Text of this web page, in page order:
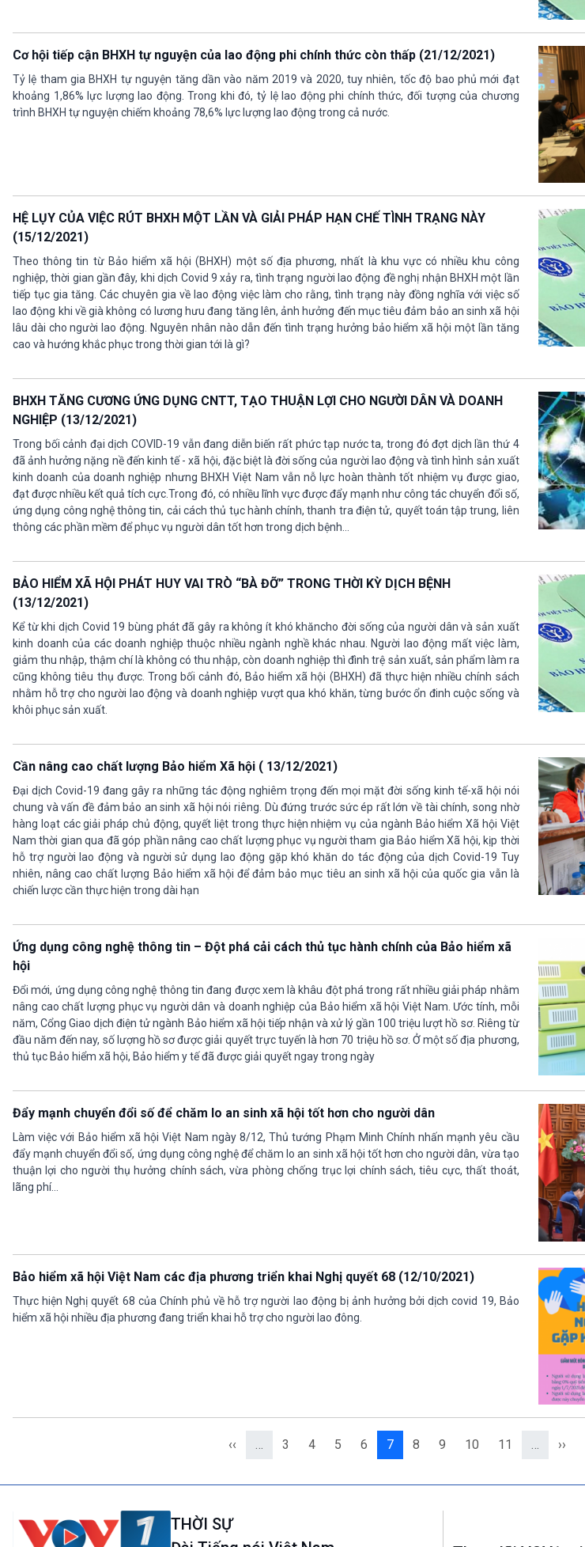
Cơ hội tiếp cận BHXH tự nguyện của lao động phi chính thức còn thấp (21/12/2021)
Tỷ lệ tham gia BHXH tự nguyện tăng dần vào năm 2019 và 2020, tuy nhiên, tốc độ bao phủ mới đạt
khoảng 1,86% lực lượng lao động. Trong khi đó, tỷ lệ lao động phi chính thức, đối tượng của chương
trình BHXH tự nguyện chiếm khoảng 78,6% lực lượng lao động trong cả nước.
HỆ LỤY CỦA VIỆC RÚT BHXH MỘT LẦN VÀ GIẢI PHÁP HẠN CHẾ TÌNH TRẠNG NÀY
(15/12/2021)
Theo thông tin từ Bảo hiểm xã hội (BHXH) một số địa phương, nhất là khu vực có nhiều khu công
nghiệp, thời gian gần đây, khi dịch Covid 9 xảy ra, tình trạng người lao động đề nghị nhận BHXH một lần
tiếp tục gia tăng. Các chuyên gia về lao động việc làm cho rằng, tình trạng này đồng nghĩa với việc số
lao động khi về già không có lương hưu đang tăng lên, ảnh hưởng đến mục tiêu đảm bảo an sinh xã hội
lâu dài cho người lao động. Nguyên nhân nào dẫn đến tình trạng hưởng bảo hiểm xã hội một lần tăng
cao và hướng khắc phục trong thời gian tới là gì?
BHXH TĂNG CƯƠNG ỨNG DỤNG CNTT, TẠO THUẬN LỢI CHO NGƯỜI DÂN VÀ DOANH
NGHIỆP (13/12/2021)
Trong bối cảnh đại dịch COVID-19 vẫn đang diễn biến rất phức tạp nước ta, trong đó đợt dịch lần thứ 4
đã ảnh hưởng nặng nề đến kinh tế - xã hội, đặc biệt là đời sống của người lao động và tình hình sản xuất
kinh doanh của doanh nghiệp nhưng BHXH Việt Nam vẫn nỗ lực hoàn thành tốt nhiệm vụ được giao,
đạt được nhiều kết quả tích cực.Trong đó, có nhiều lĩnh vực được đẩy mạnh như công tác chuyển đổi số,
ứng dụng công nghệ thông tin, cải cách thủ tục hành chính, thanh tra điện tử, quyết toán tập trung, liên
thông các phần mềm để phục vụ người dân tốt hơn trong dịch bệnh…
BẢO HIỂM XÃ HỘI PHÁT HUY VAI TRÒ “BÀ ĐỠ” TRONG THỜI KỲ DỊCH BỆNH
(13/12/2021)
Kể từ khi dịch Covid 19 bùng phát đã gây ra không ít khó khăncho đời sống của người dân và sản xuất
kinh doanh của các doanh nghiệp thuộc nhiều ngành nghề khác nhau. Người lao động mất việc làm,
giảm thu nhập, thậm chí là không có thu nhập, còn doanh nghiệp thì đình trệ sản xuất, sản phẩm làm ra
cũng không tiêu thụ được. Trong bối cảnh đó, Bảo hiểm xã hội (BHXH) đã thực hiện nhiều chính sách
nhằm hỗ trợ cho người lao động và doanh nghiệp vượt qua khó khăn, từng bước ổn đinh cuộc sống và
khôi phục sản xuất.
Cần nâng cao chất lượng Bảo hiểm Xã hội ( 13/12/2021)
Đại dịch Covid-19 đang gây ra những tác động nghiêm trọng đến mọi mặt đời sống kinh tế-xã hội nói
chung và vấn đề đảm bảo an sinh xã hội nói riêng. Dù đứng trước sức ép rất lớn về tài chính, song nhờ
hàng loạt các giải pháp chủ động, quyết liệt trong thực hiện nhiệm vụ của ngành Bảo hiểm Xã hội Việt
Nam thời gian qua đã góp phần nâng cao chất lượng phục vụ người tham gia Bảo hiểm Xã hội, kịp thời
hỗ trợ người lao động và người sử dụng lao động gặp khó khăn do tác động của dịch Covid-19 Tuy
nhiên, nâng cao chất lượng Bảo hiểm xã hội để đảm bảo mục tiêu an sinh xã hội của quốc gia vẫn là
chiến lược cần thực hiện trong dài hạn
Ứng dụng công nghệ thông tin – Đột phá cải cách thủ tục hành chính của Bảo hiểm xã
hội
Đổi mới, ứng dụng công nghệ thông tin đang được xem là khâu đột phá trong rất nhiều giải pháp nhằm
nâng cao chất lượng phục vụ người dân và doanh nghiệp của Bảo hiểm xã hội Việt Nam. Ước tính, mỗi
năm, Cổng Giao dịch điện tử ngành Bảo hiểm xã hội tiếp nhận và xử lý gần 100 triệu lượt hồ sơ. Riêng từ
đầu năm đến nay, số lượng hồ sơ được giải quyết trực tuyến là hơn 70 triệu hồ sơ. Ở một số địa phương,
thủ tục Bảo hiểm xã hội, Bảo hiểm y tế đã được giải quyết ngay trong ngày
Đẩy mạnh chuyển đổi số để chăm lo an sinh xã hội tốt hơn cho người dân
Làm việc với Bảo hiểm xã hội Việt Nam ngày 8/12, Thủ tướng Phạm Minh Chính nhấn mạnh yêu cầu
đẩy mạnh chuyển đổi số, ứng dụng công nghệ để chăm lo an sinh xã hội tốt hơn cho người dân, vừa tạo
thuận lợi cho người thụ hưởng chính sách, vừa phòng chống trục lợi chính sách, tiêu cực, thất thoát,
lãng phí…
Bảo hiểm xã hội Việt Nam các địa phương triển khai Nghị quyết 68 (12/10/2021)
Thực hiện Nghị quyết 68 của Chính phủ về hỗ trợ người lao động bị ảnh hưởng bởi dịch covid 19, Bảo
hiểm xã hội nhiều địa phương đang triển khai hỗ trợ cho người lao đông.
‹‹ … 3 4 5 6 7 8 9 10 11 … ››
THỜI SỰ